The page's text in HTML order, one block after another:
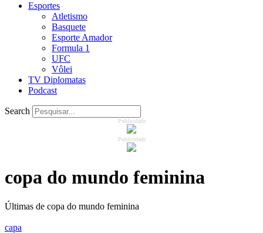
Esportes
Atletismo
Basquete
Esporte Amador
Formula 1
UFC
Vôlei
TV Diplomatas
Podcast
Search
Publicidade
Publicidade
copa do mundo feminina
Últimas de copa do mundo feminina
capa